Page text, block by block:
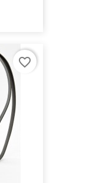
favorite_border